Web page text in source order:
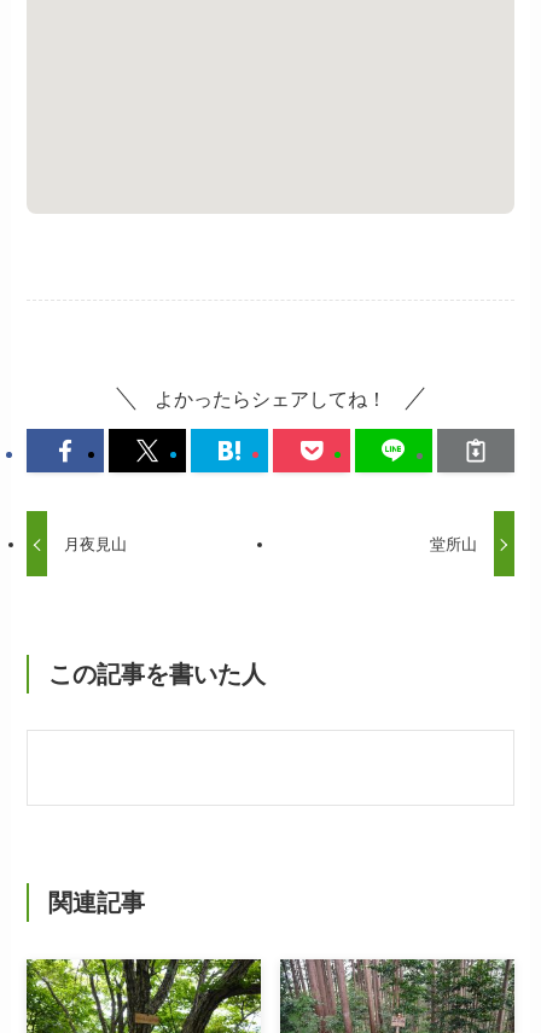
よかったらシェアしてね！
月夜見山 堂所山
この記事を書いた人
関連記事